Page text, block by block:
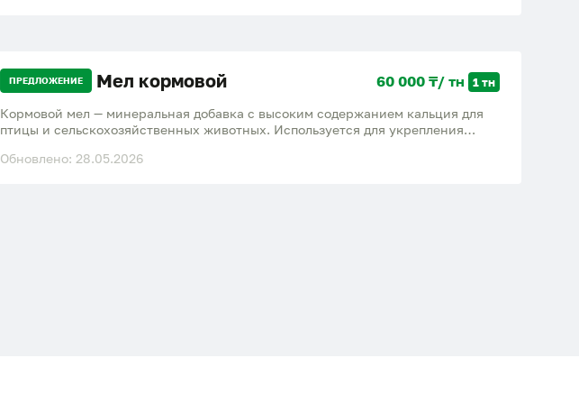
ПРЕДЛОЖЕНИЕ Мел кормовой 60 000 ₸/ тн 1 тн
Кормовой мел — минеральная добавка с высоким содержанием кальция для
птицы и сельскохозяйственных животных. Используется для укрепления
Обновлено: 28.05.2026